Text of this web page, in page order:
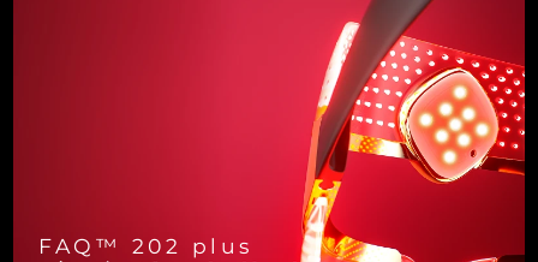
FAQ™ 202 plus
预计送达日期
预计送达日期9/8/26
预计送达日期17/8/26
西班牙 预计送达日期